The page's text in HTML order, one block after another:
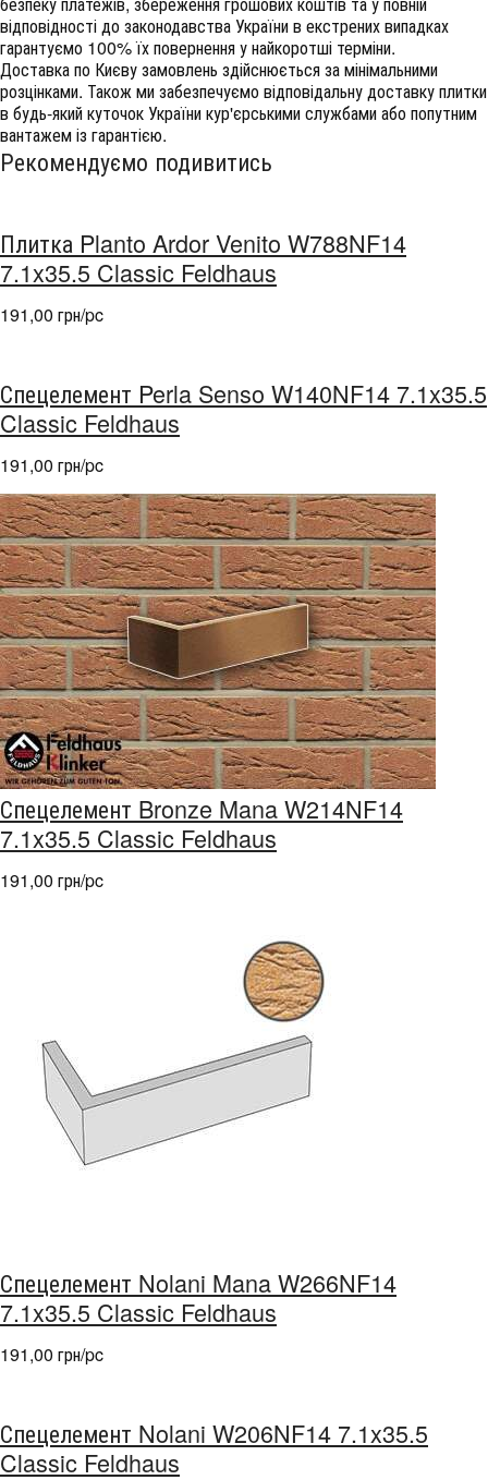
відповідності до законодавства України в екстрених випадках
гарантуємо 100% їх повернення у найкоротші терміни.
Доставка по Києву замовлень здійснюється за мінімальними
розцінками. Також ми забезпечуємо відповідальну доставку плитки
в будь-який куточок України кур'єрськими службами або попутним
вантажем із гарантією.
Рекомендуємо подивитись
Плитка Planto Ardor Venito W788NF14
7.1x35.5 Classic Feldhaus
191,00 грн/pc
Спецелемент Perla Senso W140NF14 7.1x35.5
Classic Feldhaus
191,00 грн/pc
Спецелемент Bronze Mana W214NF14
7.1x35.5 Classic Feldhaus
191,00 грн/pc
Спецелемент Nolani Mana W266NF14
7.1x35.5 Classic Feldhaus
191,00 грн/pc
Спецелемент Nolani W206NF14 7.1x35.5
Classic Feldhaus